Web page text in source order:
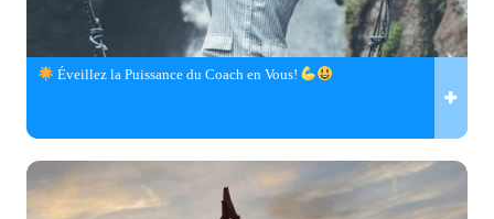
Éveillez la Puissance du Coach en Vous!